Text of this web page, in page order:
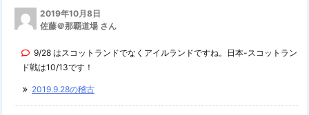
2019年10月8日
佐藤＠那覇道場 さん
9/28 はスコットランドでなくアイルランドですね。日本-スコットラン
ド戦は10/13です！
2019.9.28の稽古